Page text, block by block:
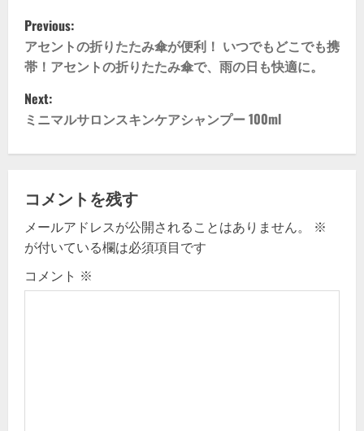
P
o
s
t
n
a
v
i
g
Previous:
アセントの折りたたみ傘が便利！ いつでもどこでも携
帯！アセントの折りたたみ傘で、雨の日も快適に。
Next:
ミニマルサロンスキンケアシャンプー 100ml
コメントを残す
メールアドレスが公開されることはありません。
※
が付いている欄は必須項目です
コメント ※